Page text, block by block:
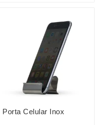
Porta Celular Inox